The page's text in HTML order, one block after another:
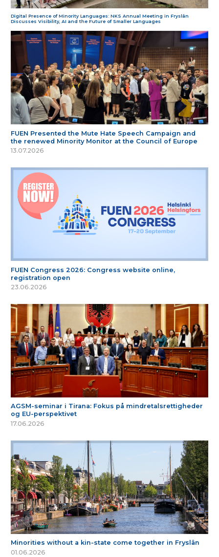
Digital Presence of Minority Languages: NKS Annual Meeting in Fryslân
Discusses Visibility, AI and the Future of Smaller Languages
FUEN Presented the Mute Hate Speech Campaign and
the renewed Minority Monitor at the Council of Europe
13.07.2026
FUEN Congress 2026: Congress website online,
registration open
23.06.2026
AGSM-seminar i Tirana: Fokus på mindretalsrettigheder
og EU-perspektivet
17.06.2026
Minorities without a kin-state come together in Fryslân
01.06.2026